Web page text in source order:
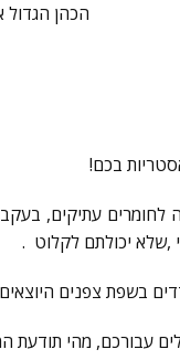
הכהן
בכם!
לחומרים עתיקים,
,שלא יכולתם לקלוט .
בשפת צפנים
עבורכם, מהי תודעת